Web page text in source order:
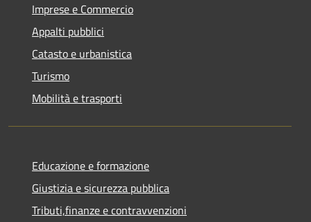
Imprese e Commercio
Appalti pubblici
Catasto e urbanistica
Turismo
Mobilità e trasporti
Educazione e formazione
Giustizia e sicurezza pubblica
Tributi,finanze e contravvenzioni